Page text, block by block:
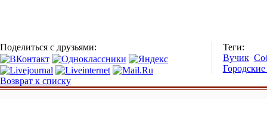
Поделиться с друзьями:
Теги:
Вучик
Возврат к списку